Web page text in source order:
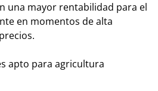
una mayor rentabilidad para el
en momentos de alta
apto para agricultura